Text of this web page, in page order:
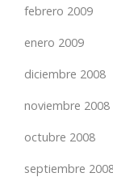
febrero 2009
enero 2009
diciembre 2008
noviembre 2008
octubre 2008
septiembre